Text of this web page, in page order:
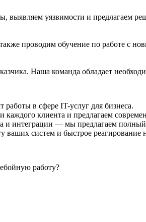
выявляем уязвимости и предлагаем
проводим обучение по работе с
Наша команда обладает
в сфере IT-услуг для бизнеса.
клиента и предлагаем
и интеграции — мы предлагаем полный
ваших систем и быстрое реагирование
работу?